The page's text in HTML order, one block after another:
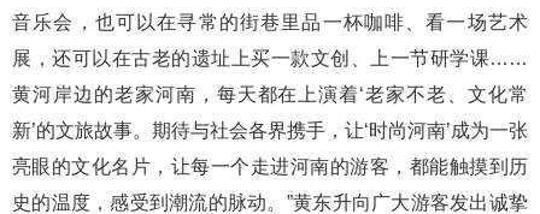
音乐会，也可以在寻常的街巷里品一杯咖啡、看一场艺术
展，还可以在古老的遗址上买一款文创、上一节研学课……
黄河岸边的老家河南，每天都在上演着‘老家不老、文化常
新’的文旅故事。期待与社会各界携手，让‘时尚河南’成为一张
亮眼的文化名片，让每一个走进河南的游客，都能触摸到历
史的温度，感受到潮流的脉动。”黄东升向广大游客发出诚挚